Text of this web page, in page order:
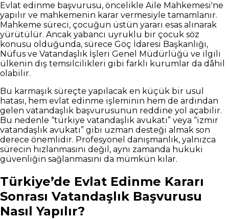
Evlat edinme başvurusu, öncelikle Aile Mahkemesi'ne
yapılır ve mahkemenin karar vermesiyle tamamlanır.
Mahkeme süreci, çocuğun üstün yararı esas alınarak
yürütülür. Ancak yabancı uyruklu bir çocuk söz
konusu olduğunda, sürece Göç İdaresi Başkanlığı,
Nüfus ve Vatandaşlık İşleri Genel Müdürlüğü ve ilgili
ülkenin dış temsilcilikleri gibi farklı kurumlar da dâhil
olabilir.
Bu karmaşık süreçte yapılacak en küçük bir usul
hatası, hem evlat edinme işleminin hem de ardından
gelen vatandaşlık başvurusunun reddine yol açabilir.
Bu nedenle “türkiye vatandaşlık avukatı” veya “izmir
vatandaşlık avukatı” gibi uzman desteği almak son
derece önemlidir. Profesyonel danışmanlık, yalnızca
sürecin hızlanmasını değil, aynı zamanda hukuki
güvenliğin sağlanmasını da mümkün kılar.
Türkiye’de Evlat Edinme Kararı
Sonrası Vatandaşlık Başvurusu
Nasıl Yapılır?